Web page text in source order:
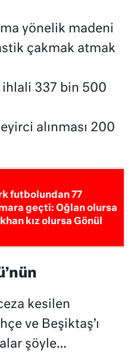
yönelik madeni
çakmak atmak
ihlali 337 bin 500
alınması 200
futbolundan 77
geçti: Oğlan olursa
kız olursa Gönül
kesilen
ve Beşiktaş’ı
şöyle…